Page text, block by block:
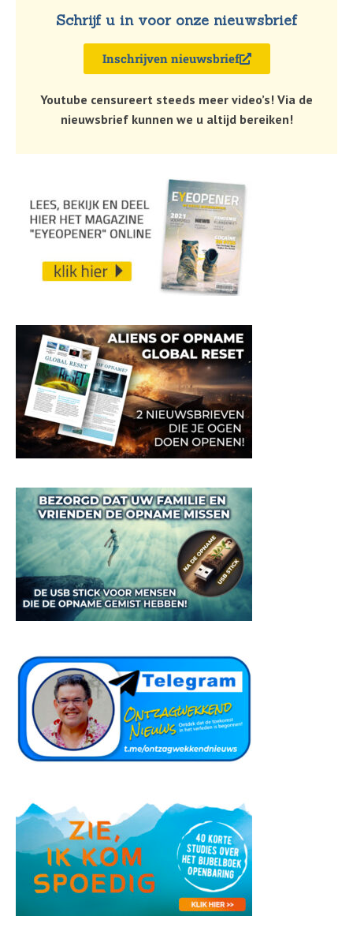
Schrijf u in voor onze nieuwsbrief
Inschrijven nieuwsbrief
Youtube censureert steeds meer video’s! Via de
nieuwsbrief kunnen we u altijd bereiken!